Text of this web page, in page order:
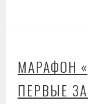
МАРАФОН
ПЕРВЫЕ